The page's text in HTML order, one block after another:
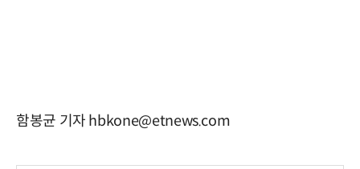
함봉균 기자 hbkone@etnews.com